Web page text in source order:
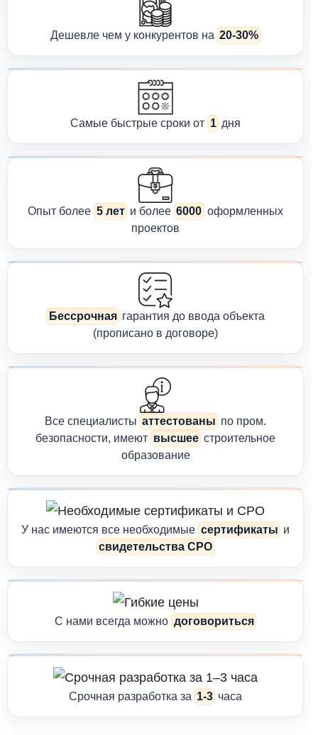
Дешевле чем у конкурентов на 20-30%
Самые быстрые сроки от 1 дня
Опыт более 5 лет и более 6000 оформленных
проектов
Бессрочная гарантия до ввода объекта
(прописано в договоре)
Все специалисты аттестованы по пром.
безопасности, имеют высшее строительное
образование
У нас имеются все необходимые сертификаты и
свидетельства СРО
С нами всегда можно договориться
Срочная разработка за 1-3 часа